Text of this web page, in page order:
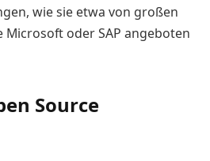
wie sie etwa von großen
Microsoft oder SAP angeboten
Source